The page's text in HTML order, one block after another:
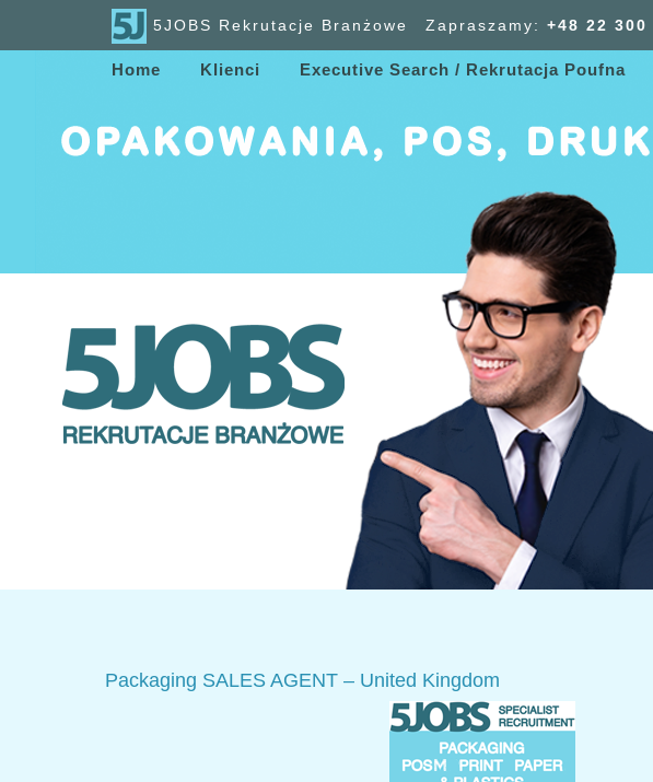
5JOBS Rekrutacje Branżowe Zapraszamy: +48 22 300
Home Klienci Executive Search / Rekrutacja Poufna
Packaging SALES AGENT – United Kingdom